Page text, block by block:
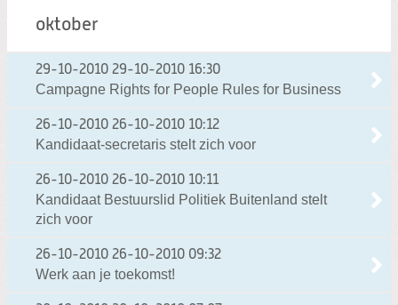
oktober
29-10-2010 29-10-2010 16:30
Campagne Rights for People Rules for Business
26-10-2010 26-10-2010 10:12
Kandidaat-secretaris stelt zich voor
26-10-2010 26-10-2010 10:11
Kandidaat Bestuurslid Politiek Buitenland stelt
zich voor
26-10-2010 26-10-2010 09:32
Werk aan je toekomst!